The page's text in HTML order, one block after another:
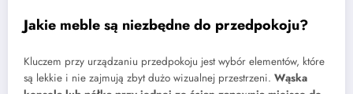
Jakie meble są niezbędne do przedpokoju?
Kluczem przy urządzaniu przedpokoju jest wybór elementów, które
są lekkie i nie zajmują zbyt dużo wizualnej przestrzeni. Wąska